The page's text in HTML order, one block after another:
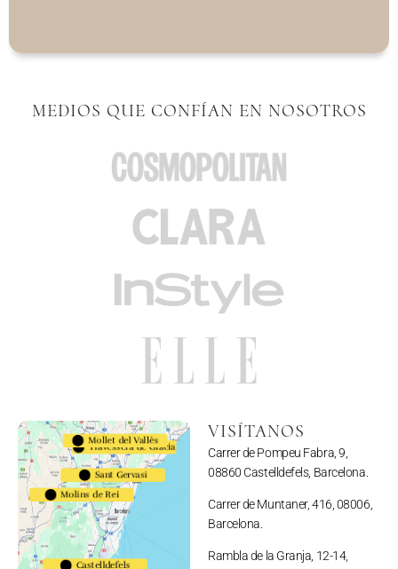
MEDIOS QUE CONFÍAN EN NOSOTROS
Travessera de Gràcia
Castelldefels
Sant Gervasi
Molins de Rei
Mollet del Vallès VISÍTANOS
Carrer de Pompeu Fabra, 9,
08860 Castelldefels, Barcelona.
Carrer de Muntaner, 416, 08006,
Barcelona.
Rambla de la Granja, 12-14,